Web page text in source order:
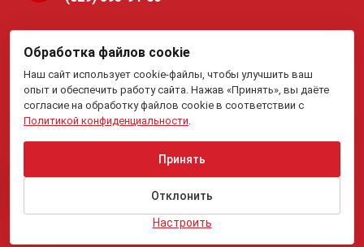
Платонова, 22-204. В торговом реестре с 19 января 2015 г.
Регистрация №191081534, 05.11.2008, Мингорисполком.
Рассмотрение обращений потребителей, телефон
(017)
395-
70-00,(033)603-34-00,(029)395-94-00 , e-mail:
my.meb@yandex.ru.
района г.Минска: тел. +375(17)215-14-65, Начальник
отдела: Жакович Юлия Николаевна.
Вся приведенная на данном сайте информация, включая
информацию о ценах, носит исключительно
информационный характер и не является публичной
Обработка файлов cookie
Наш сайт использует cookie-файлы, чтобы улучшить ваш
опыт и обеспечить работу сайта. Нажав «Принять», вы даёте
согласие на обработку файлов cookie в соответствии с
Политикой конфиденциальности.
Настроить
Отклонить
Принять